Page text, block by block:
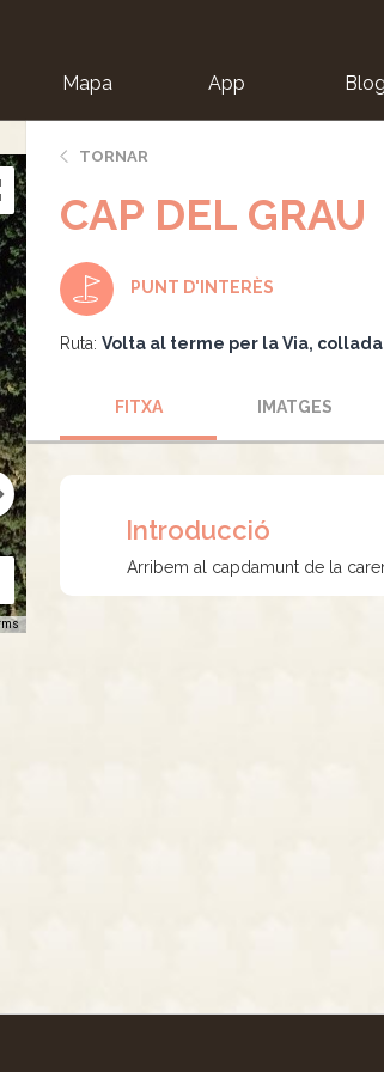
Mapa App Blog
TORNAR
CAP DEL GRAU
PUNT D'INTERÈS
Ruta: Volta al terme per la Via, collada
FITXA IMATGES
Introducció
Arribem al capdamunt de la